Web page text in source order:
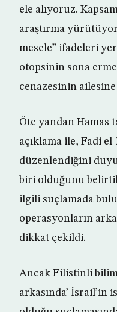
ele alıyoruz.
araştırma
mesele” ifadeleri
otopsinin sona
cenazesinin
Öte yandan Hamas
açıklama ile, Fadi
düzenlendiğini
biri olduğunu
ilgili suçlamada
operasyonların
dikkat çekildi.
Ancak Filistinli bilim
arkasında’ İsrail’in